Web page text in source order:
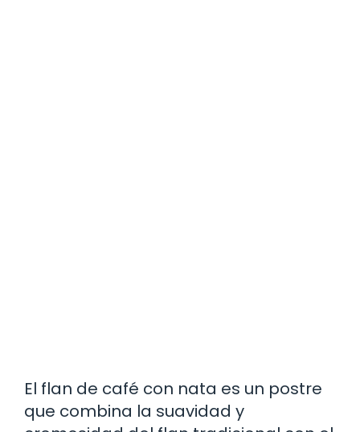
El flan de café con nata es un postre
que combina la suavidad y